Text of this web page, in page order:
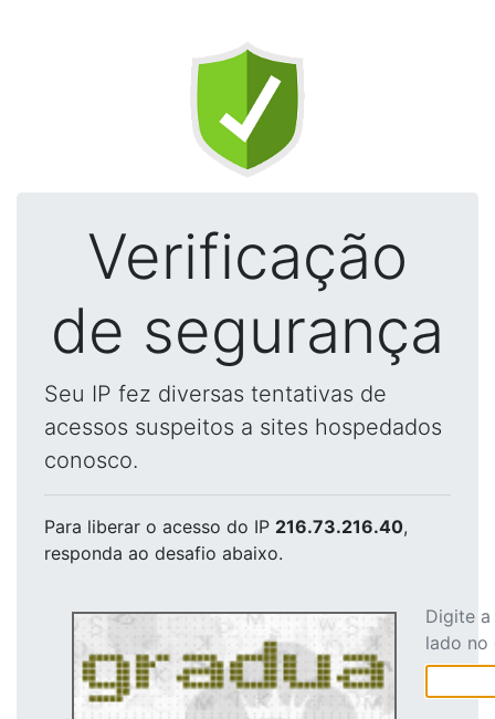
Verificação
de segurança
Seu IP fez diversas tentativas de
acessos suspeitos a sites hospedados
conosco.
Para liberar o acesso do IP 216.73.216.40,
responda ao desafio abaixo.
Digite
lado no